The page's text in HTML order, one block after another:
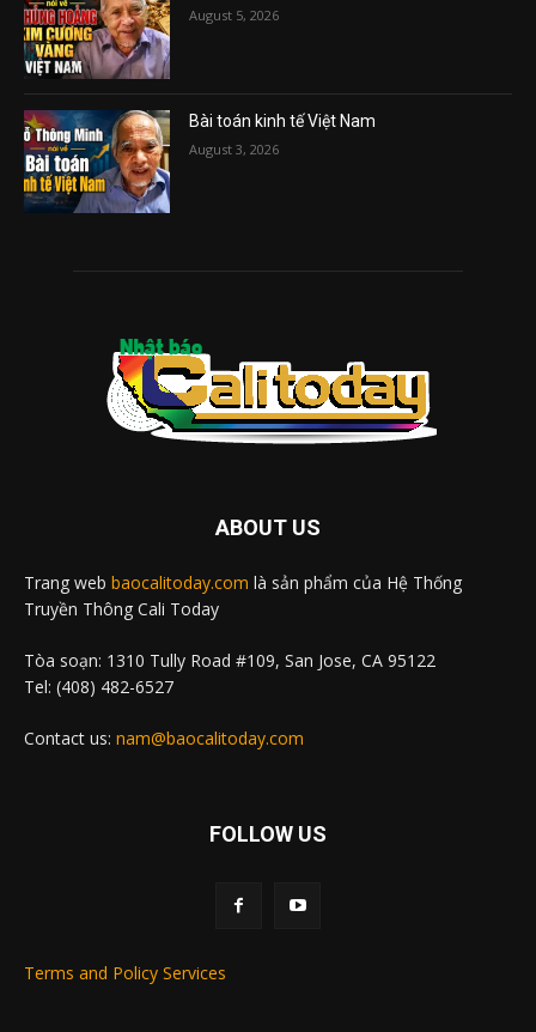
August 5, 2026
Bài toán kinh tế Việt Nam
August 3, 2026
ABOUT US
Trang web baocalitoday.com là sản phẩm của Hệ Thống
Truyền Thông Cali Today
Tòa soạn: 1310 Tully Road #109, San Jose, CA 95122
Tel: (408) 482-6527
Contact us: nam@baocalitoday.com
FOLLOW US
Terms and Policy Services